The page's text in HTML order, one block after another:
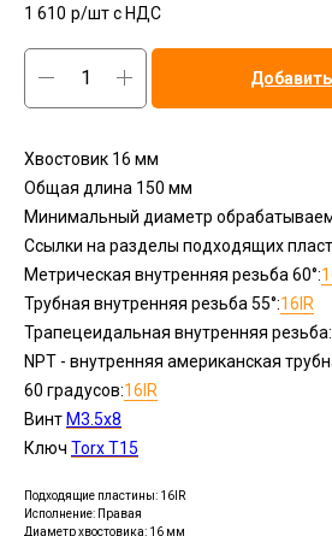
1 610 р/шт c НДС
Хвостовик 16 мм
Общая длина 150 мм
Минимальный диаметр
Ссылки на разделы подходящих
Метрическая внутренняя резьба 60°:
Трубная внутренняя резьба 55°:16IR
Трапецеидальная внутренняя резьба:
NPT - внутренняя американская
60 градусов:16IR
Винт M3.5x8
Ключ Torx T15
Подходящие пластины: 16IR
Исполнение: Правая
Диаметр хвостовика: 16 мм